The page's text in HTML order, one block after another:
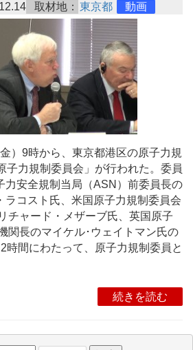
取材地： 東京都 動画
）9時から、東京都港区の原子力規
子力規制委員会」が行われた。委員
力安全規制当局（ASN）前委員長の
ラコスト氏、米国原子力規制委員会
チャード・メザーブ氏、英国原子
関長のマイケル･ウェイトマン氏の
時間にわたって、原子力規制委員と
続きを読む